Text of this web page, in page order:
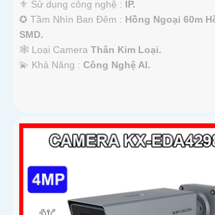
⚜️ Sử dụng công nghệ : IP.
✪ Tầm Nhìn Ban Đêm : Hồng Ngoại 60m
SMD.
🕸️ Loại Camera Thân Kim Loại.
️💫 Khả Năng : Công Nghệ AI.